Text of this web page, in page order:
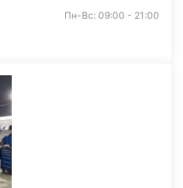
Пн-Вс: 09:00 - 21:00